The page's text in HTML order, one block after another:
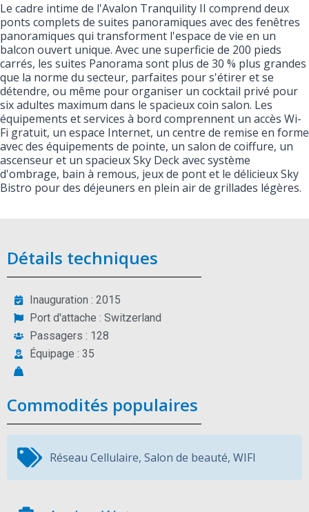
Le cadre intime de l'Avalon Tranquility II comprend deux
ponts complets de suites panoramiques avec des fenêtres
panoramiques qui transforment l'espace de vie en un
balcon ouvert unique. Avec une superficie de 200 pieds
carrés, les suites Panorama sont plus de 30 % plus grandes
que la norme du secteur, parfaites pour s'étirer et se
détendre, ou même pour organiser un cocktail privé pour
six adultes maximum dans le spacieux coin salon. Les
équipements et services à bord comprennent un accès Wi-
Fi gratuit, un espace Internet, un centre de remise en forme
avec des équipements de pointe, un salon de coiffure, un
ascenseur et un spacieux Sky Deck avec système
d'ombrage, bain à remous, jeux de pont et le délicieux Sky
Bistro pour des déjeuners en plein air de grillades légères.
Détails techniques
Inauguration : 2015
Port d'attache : Switzerland
Passagers : 128
Équipage : 35
Commodités populaires
Réseau Cellulaire, Salon de beauté, WIFI